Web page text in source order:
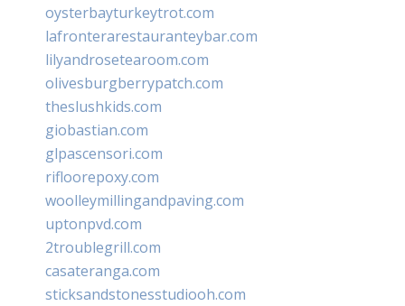
oysterbayturkeytrot.com
lafronterarestauranteybar.com
lilyandrosetearoom.com
olivesburgberrypatch.com
theslushkids.com
giobastian.com
glpascensori.com
rifloorepoxy.com
woolleymillingandpaving.com
uptonpvd.com
2troublegrill.com
casateranga.com
sticksandstonesstudiooh.com